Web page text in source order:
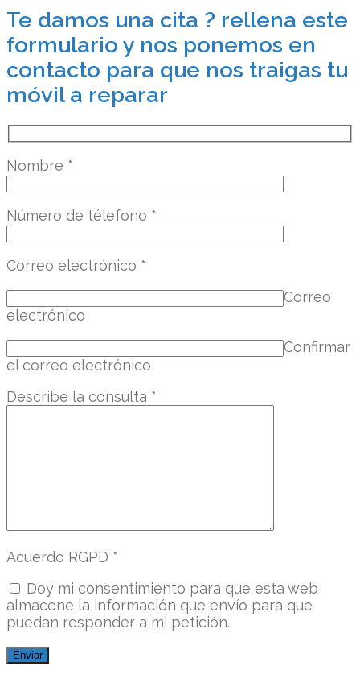
Te damos una cita ? rellena este
formulario y nos ponemos en
contacto para que nos traigas tu
móvil a reparar
Nombre *
Número de télefono *
Correo electrónico *
Correo
electrónico
Confirmar
el correo electrónico
Describe la consulta *
Acuerdo RGPD *
Doy mi consentimiento para que esta web
almacene la información que envío para que
puedan responder a mi petición.